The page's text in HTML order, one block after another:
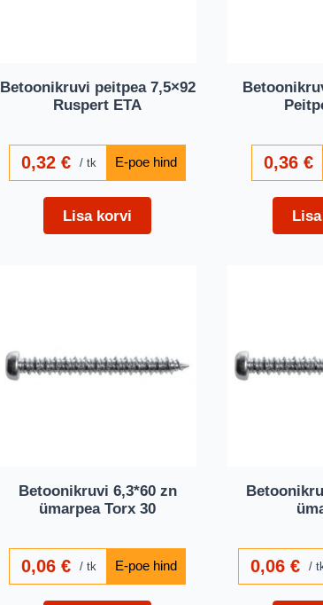
Betoonikruvi peitpea 7,5×92
Ruspert ETA
0,32€ tk
Lisa korvi
0,36€
Betoonikruvi 6,3*60 zn
ümarpea Torx 30
0,06€ tk 0,06€